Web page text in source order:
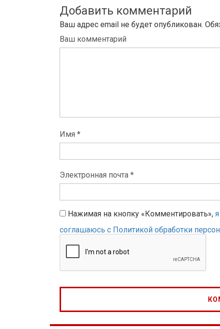
Добавить комментарий
Ваш адрес email не будет опубликован.
Ваш комментарий
Имя *
Электронная почта *
Нажимая на кнопку «Комментировать»,
соглашаюсь с Политикой обработки